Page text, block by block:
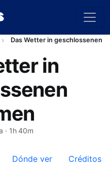
Das Wetter in geschlossenen
in
· 1h 40m
Dónde ver Créditos